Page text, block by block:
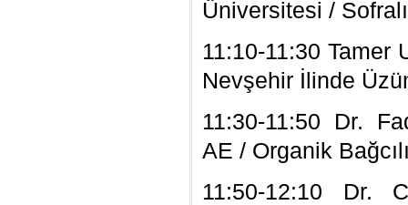
Üniversitesi /
11:10-11:30 Tamer
Nevşehir İlinde
11:30-11:50 Dr.
AE / Organik
11:50-12:10 Dr.